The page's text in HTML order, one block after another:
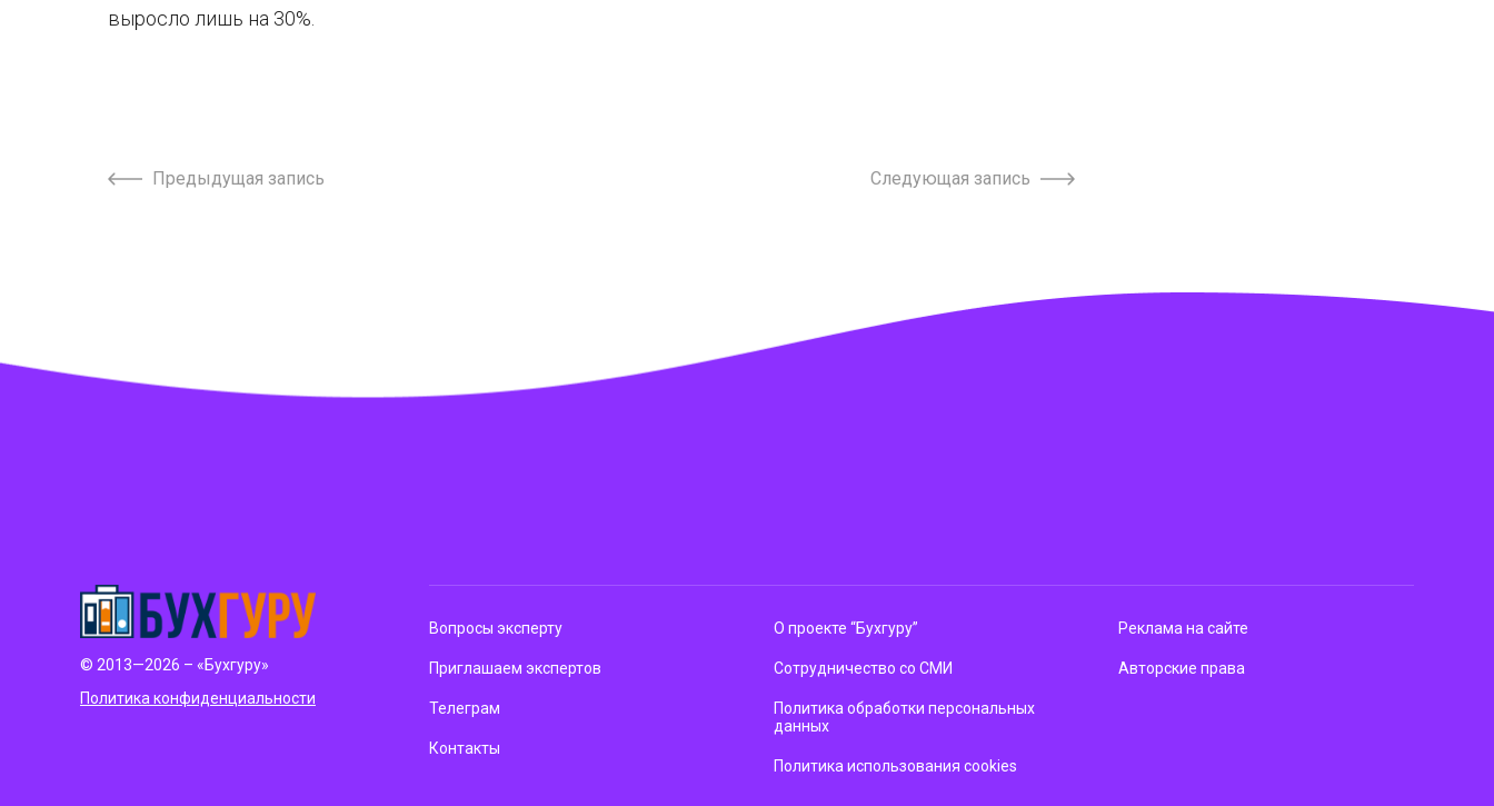
выросло лишь на 30%.
Предыдущая запись Следующая запись
© 2013—2026 – «Бухгуру»
Политика конфиденциальности
Вопросы эксперту
Приглашаем экспертов
Телеграм
Контакты
О проекте “Бухгуру”
Сотрудничество со СМИ
Политика обработки персональных
данных
Политика использования cookies
Реклама на сайте
Авторские права